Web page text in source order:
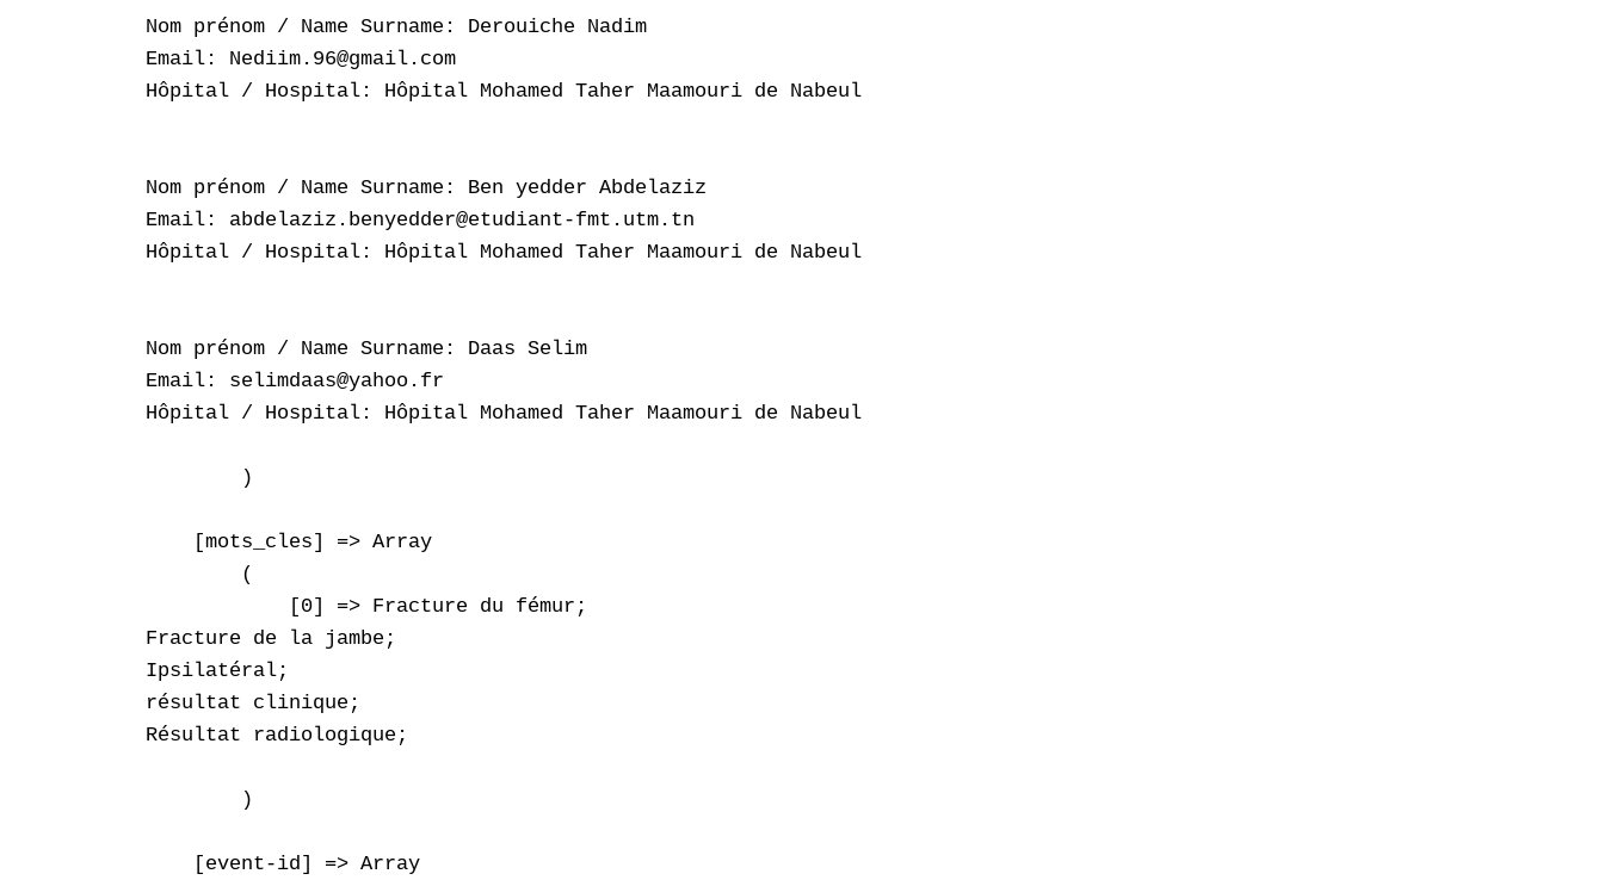
Nom prénom / Name Surname: Derouiche Nadim
Email: Nediim.96@gmail.com
Hôpital / Hospital: Hôpital Mohamed Taher Maamouri de Nabeul
Nom prénom / Name Surname: Ben yedder Abdelaziz
Email: abdelaziz.benyedder@etudiant-fmt.utm.tn
Hôpital / Hospital: Hôpital Mohamed Taher Maamouri de Nabeul
Nom prénom / Name Surname: Daas Selim
Email: selimdaas@yahoo.fr
Hôpital / Hospital: Hôpital Mohamed Taher Maamouri de Nabeul
        )
    [mots_cles] => Array
        (
            [0] => Fracture du fémur;
Fracture de la jambe;
Ipsilatéral;
résultat clinique;
Résultat radiologique;
        )
    [event-id] => Array